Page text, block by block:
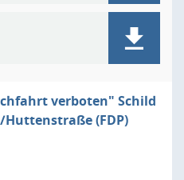
verboten" Schild
Huttenstraße (FDP)